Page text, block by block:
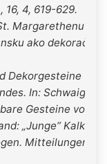
16, 4, 619-629.
Margarethenu a
ako dekoračný
Dekorgesteine
In:
Gesteine von
„Junge“ Kalke,
Mitteilungen